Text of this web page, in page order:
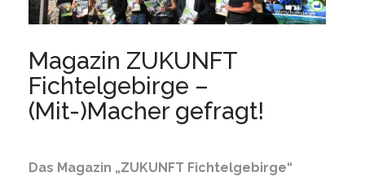
Magazin ZUKUNFT
Fichtelgebirge –
(Mit-)Macher gefragt!
Das Magazin „ZUKUNFT Fichtelgebirge“